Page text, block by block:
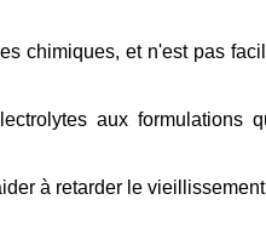
chimiques, et n'est pas
aux formulations
à retarder le